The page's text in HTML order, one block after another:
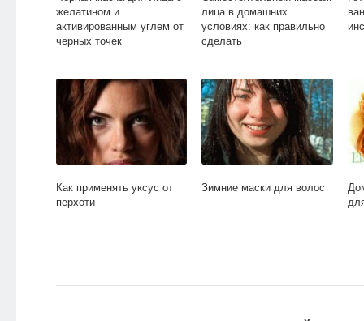
желатином и
активированным углем от
черных точек
лица в домашних
условиях: как правильно
сделать
Как применять уксус от
перхоти
Зимние маски для волос